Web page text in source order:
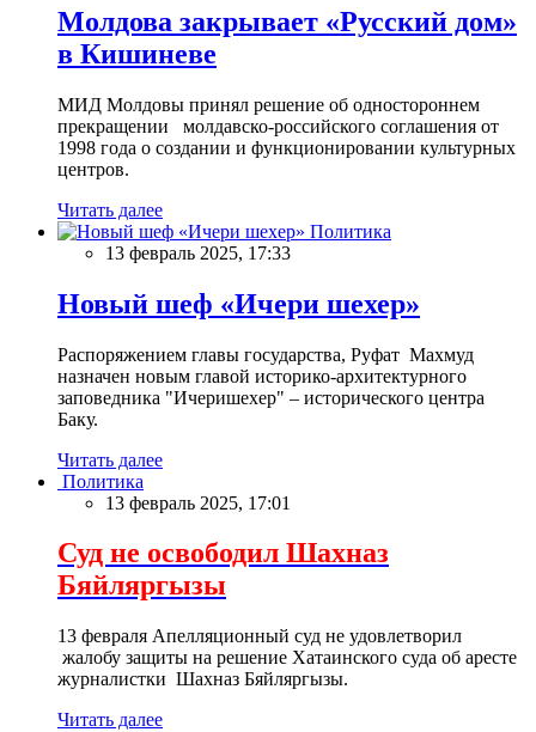
Молдова закрывает «Русский дом»
в Кишиневе
МИД Молдовы принял решение об одностороннем
прекращении молдавско-российского соглашения от
1998 года о создании и функционировании культурных
центров.
Читать далее
Политика
13 февраль 2025, 17:33
Новый шеф «Ичери шехер»
Распоряжением главы государства, Руфат Махмуд
назначен новым главой историко-архитектурного
заповедника "Ичеришехер" – исторического центра
Баку.
Читать далее
Политика
13 февраль 2025, 17:01
Суд не освободил Шахназ
Бяйляргызы
13 февраля Апелляционный суд не удовлетворил
жалобу защиты на решение Хатаинского суда об аресте
журналистки Шахназ Бяйляргызы.
Читать далее